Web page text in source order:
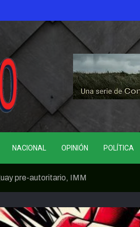
NACIONAL OPINIÓN POLÍTICA
pre-autoritario, IMM